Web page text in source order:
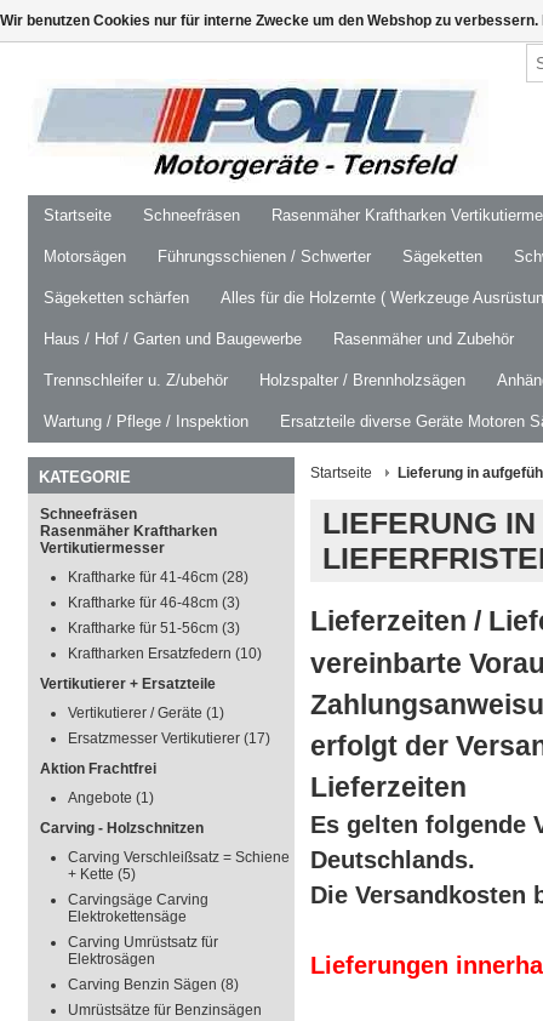
Startseite Schneefräsen Rasenmäher Kraftharken
Motorsägen Führungsschienen / Schwerter Sägeketten
Sägeketten schärfen Alles für die Holzernte ( Werkzeuge
Haus / Hof / Garten und Baugewerbe Rasenmäher und Zubehör
Trennschleifer u. Z/ubehör Holzspalter / Brennholzsägen
Wartung / Pflege / Inspektion Ersatzteile diverse Geräte Motoren
KATEGORIE
Schneefräsen
Rasenmäher Kraftharken
Vertikutiermesser
Kraftharke für 41-46cm (28)
Kraftharke für 46-48cm (3)
Kraftharke für 51-56cm (3)
Kraftharken Ersatzfedern (10)
Vertikutierer + Ersatzteile
Vertikutierer / Geräte (1)
Ersatzmesser Vertikutierer (17)
Aktion Frachtfrei
Angebote (1)
Carving - Holzschnitzen
Carving Verschleißsatz = Schiene
+ Kette (5)
Carvingsäge Carving
Elektrokettensäge
Carving Umrüstsatz für
Elektrosägen
Carving Benzin Sägen (8)
Umrüstsätze für Benzinsägen
Startseite Lieferung in
LIEFERUNG
Lieferzeiten /
vereinbarte
erfolgt der
Lieferzeiten
Es gelten folgende
Deutschlands.
Die Versandkosten
Lieferungen
Wir benutzen Cookies nur für interne Zwecke um den Webshop zu